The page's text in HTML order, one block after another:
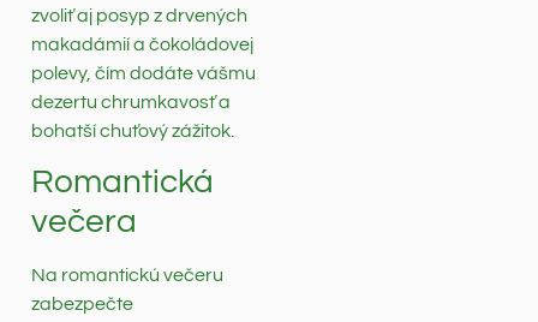
zvoliť aj posyp z drvených
makadámií a čokoládovej
polevy, čím dodáte vášmu
dezertu chrumkavosť a
bohatší chuťový zážitok.
Romantická
večera
Na romantickú večeru
zabezpečte